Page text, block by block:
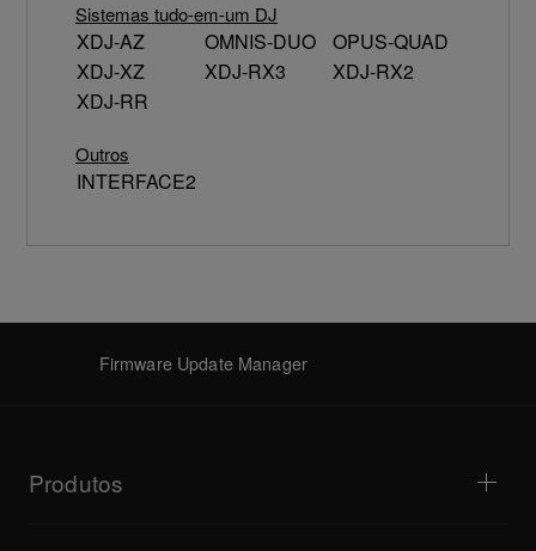
Sistemas tudo-em-um DJ
XDJ-AZ OMNIS-DUO
OPUS-QUAD
XDJ-XZ
XDJ-RX3
XDJ-RX2
XDJ-RR
Outros
INTERFACE2
Firmware Update Manager
Produtos